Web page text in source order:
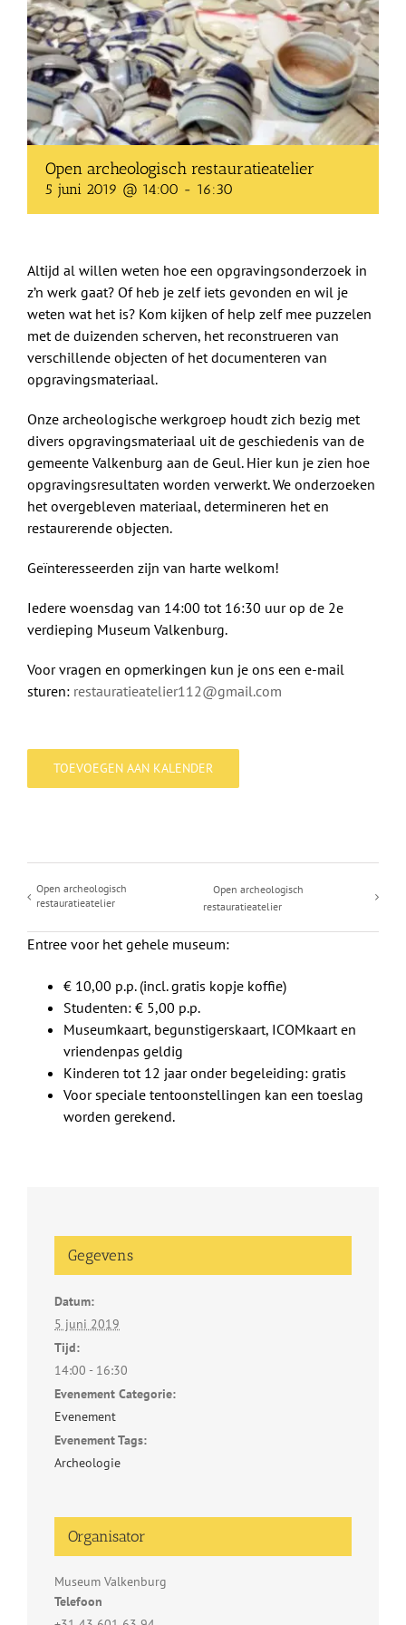
Shop
Over Ons
BEZOEK
Open archeologisch restauratieatelier
5 juni 2019 @ 14:00 - 16:30
Altijd al willen weten hoe een opgravingsonderzoek in
z’n werk gaat? Of heb je zelf iets gevonden en wil je
weten wat het is? Kom kijken of help zelf mee puzzelen
met de duizenden scherven, het reconstrueren van
verschillende objecten of het documenteren van
opgravingsmateriaal.
Onze archeologische werkgroep houdt zich bezig met
divers opgravingsmateriaal uit de geschiedenis van de
gemeente Valkenburg aan de Geul. Hier kun je zien hoe
opgravingsresultaten worden verwerkt. We onderzoeken
het overgebleven materiaal, determineren het en
restaurerende objecten.
Geïnteresseerden zijn van harte welkom!
Iedere woensdag van 14:00 tot 16:30 uur op de 2e
verdieping Museum Valkenburg.
Voor vragen en opmerkingen kun je ons een e-mail
sturen: restauratieatelier112@gmail.com
TOEVOEGEN AAN KALENDER
Open archeologisch
restauratieatelier
Open archeologisch
restauratieatelier
Entree voor het gehele museum:
€ 10,00 p.p. (incl. gratis kopje koffie)
Studenten: € 5,00 p.p.
Museumkaart, begunstigerskaart, ICOMkaart en
vriendenpas geldig
Kinderen tot 12 jaar onder begeleiding: gratis
Voor speciale tentoonstellingen kan een toeslag
worden gerekend.
Gegevens
Datum:
5 juni 2019
Tijd:
14:00 - 16:30
Evenement Categorie:
Evenement
Evenement Tags:
Archeologie
Organisator
Museum Valkenburg
Telefoon